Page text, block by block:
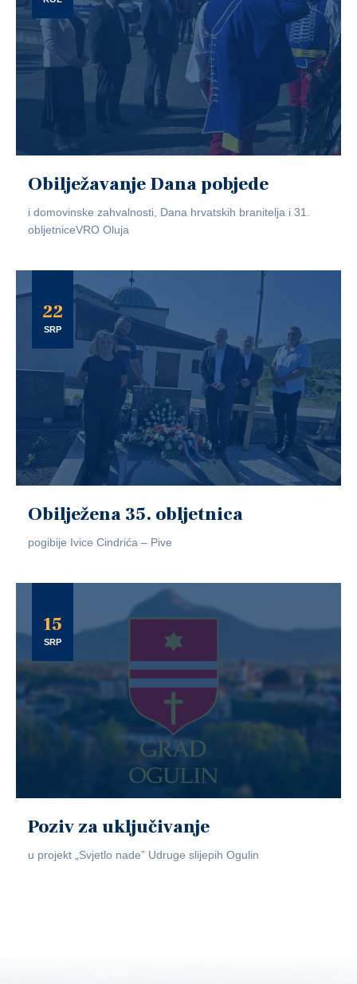
Obilježavanje Dana pobjede
i domovinske zahvalnosti, Dana hrvatskih branitelja i 31.
obljetniceVRO Oluja
22
SRP
Obilježena 35. obljetnica
pogibije Ivice Cindrića – Pive
15
SRP
Poziv za uključivanje
u projekt „Svjetlo nade” Udruge slijepih Ogulin